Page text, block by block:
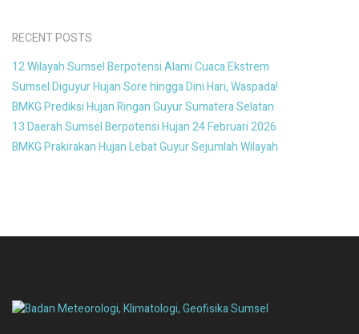
RECENT POSTS
12 Wilayah Sumsel Berpotensi Alami Cuaca Ekstrem
Sumsel Diguyur Hujan Sore hingga Dini Hari, Waspada!
BMKG Prediksi Hujan Ringan Guyur Sumatera Selatan
13 Daerah Sumsel Berpotensi Hujan 24 Februari 2026
BMKG Prakirakan Hujan Lebat Guyur Sejumlah Wilayah